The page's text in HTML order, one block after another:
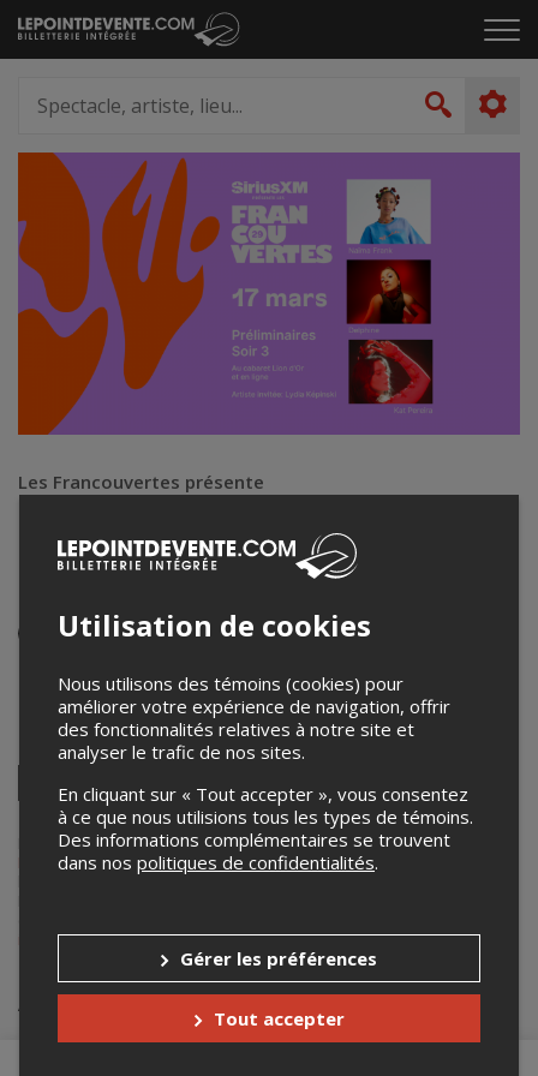
Passer
au
le
artiste,
lieu...
Les Francouvertes présente
Soir 3 des préliminaires -
spectacle virtuel
Événement virtuel
20h00 – 23h30 / Entrée: 19h00 (EDT)
Partagez cet événement
Facebook Pinterest
par
courriel
Lepointdevente.com agit à titre de mandataire pourLes
Francouvertesdans le cadre de l’affichage en ligne et la vente de
billets pour ses événements.
info@francouvertes.com.
Achat de billets
Utilisation de cookies
Nous utilisons des témoins (cookies) pour
améliorer votre expérience de navigation, offrir
des fonctionnalités relatives à notre site et
analyser le trafic de nos sites.
En cliquant sur « Tout accepter », vous consentez
à ce que nous utilisions tous les types de témoins.
Des informations complémentaires se trouvent
dans nos politiques de confidentialités.
Gérer les préférences
Tout accepter